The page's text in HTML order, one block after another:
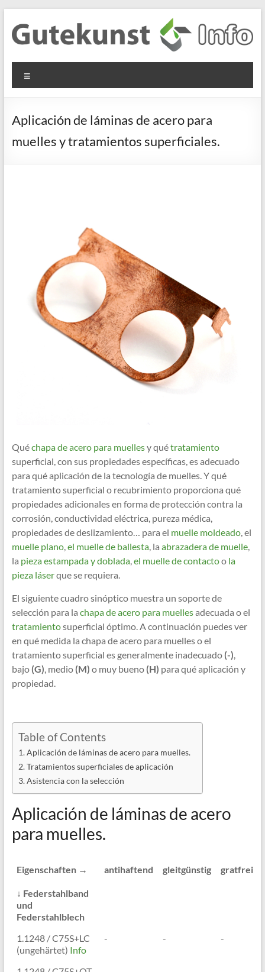
contenido
Gutekunst
Formfedern
GmbH
Informationen
Flachmaterial
Aplicación de láminas de acero para
muelles y tratamientos superficiales.
Quéchapa de acero para muellesy quétratamiento
superficial, con sus propiedades específicas, es adecuado
para qué aplicación de la tecnología de muelles. Y qué
tratamiento superficial o recubrimiento proporciona qué
propiedades adicionales en forma de protección contra la
corrosión, conductividad eléctrica, pureza médica,
propiedades de deslizamiento… para el muelle moldeado, el
muelle plano,el muelle de ballesta, la abrazadera de muelle,
la pieza estampada y doblada,el muelle de contactoo la
pieza láserque se requiera.
El siguiente cuadro sinóptico muestra un soporte de
selección para la chapa de acero para muellesadecuada o el
tratamientosuperficial óptimo. A continuación puedes ver
en qué medida la chapa de acero para muelles o el
tratamiento superficial es generalmente inadecuado (-),
bajo (G), medio (M) o muy bueno (H) para qué aplicación y
propiedad.
Table of Contents
Aplicación de láminas de acero para muelles.
Tratamientos superficiales de aplicación
Asistencia con la selección
Aplicación de láminas de acero
para muelles.
Eigenschaften →
↓ Federstahlband
und
Federstahlblech
antihaftend gleitgünstig gratfrei
Eigenschaften →
↓ Federstahlband
und
1.1248 / C75S+LC
(ungehärtet) Info
- - -